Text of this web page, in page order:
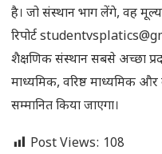
है। जो संस्थान भाग लेंगे, वह
रिपोर्ट
शैक्षणिक संस्थान सबसे अच्छा
माध्यमिक, वरिष्ठ माध्यमिक
सम्मानित किया जाएगा।
Post Views: 108